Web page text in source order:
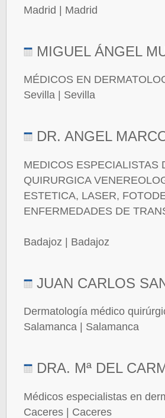
Madrid | Madrid
MIGUEL ÁNGEL
MÉDICOS EN
Sevilla | Sevilla
DR. ANGEL
MEDICOS ESPECIALISTAS
QUIRURGICA
ESTETICA, LASER,
ENFERMEDADES DE
Badajoz | Badajoz
JUAN CARLOS
Dermatología médico
Salamanca | Salamanca
DRA. Mª DEL
Médicos especialistas en
Caceres | Caceres